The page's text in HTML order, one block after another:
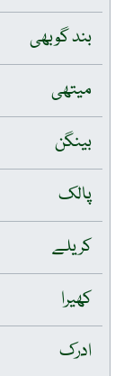
بند گوبھی
میتھی
بینگن
پالک
کریلے
کھیرا
ادرک